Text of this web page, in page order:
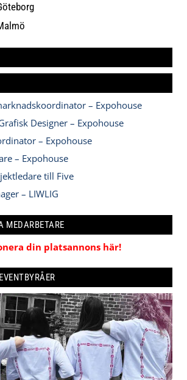
– Expohouse
Designer – Expohouse
– Expohouse
– Expohouse
till Five
– LIWLIG
MEDARBETARE
din platsannons här!